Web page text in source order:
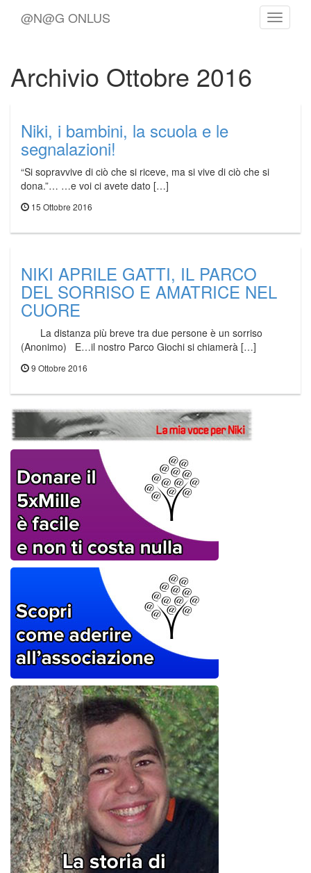
Toggle
@N@G ONLUS
Archivio Ottobre 2016
Niki, i bambini, la scuola e le
segnalazioni!
“Si sopravvive di ciò che si riceve, ma si vive di ciò che si
dona.”… …e voi ci avete dato […]
15 Ottobre 2016
NIKI APRILE GATTI, IL PARCO
DEL SORRISO E AMATRICE NEL
CUORE
La distanza più breve tra due persone è un sorriso
(Anonimo) E…il nostro Parco Giochi si chiamerà […]
9 Ottobre 2016